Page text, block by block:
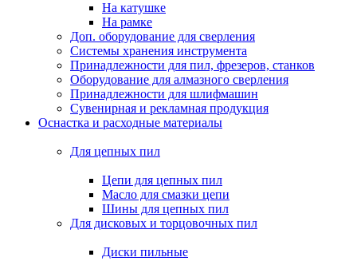
На катушке
На рамке
Доп. оборудование для сверления
Системы хранения инструмента
Принадлежности для пил, фрезеров, станков
Оборудование для алмазного сверления
Принадлежности для шлифмашин
Сувенирная и рекламная продукция
Оснастка и расходные материалы
Для цепных пил
Цепи для цепных пил
Масло для смазки цепи
Шины для цепных пил
Для дисковых и торцовочных пил
Диски пильные